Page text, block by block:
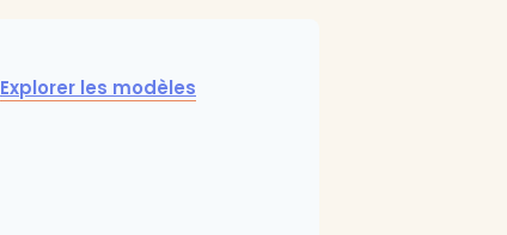
Explorer les modèles